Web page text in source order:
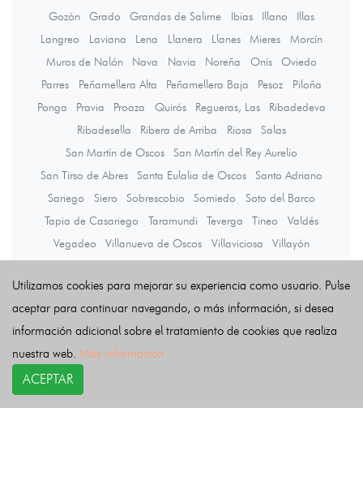
Gozón
Grado Grandas de Salime Ibias Illano
Illas
Langreo
Laviana Lena Llanera Llanes Mieres
Morcín
Muros de Nalón
Nava Navia Noreña Onís
Oviedo
Parres
Peñamellera Alta Peñamellera Baja Pesoz
Piloña
Ponga
Pravia Proaza Quirós Regueras, Las
Ribadedeva
Ribadesella
Ribera de Arriba Riosa
Salas
San Martín de Oscos
San Martín del Rey Aurelio
San Tirso de Abres
Santa Eulalia de Oscos
Santo Adriano
Sariego
Siero Sobrescobio Somiedo
Soto del Barco
Tapia de Casariego
Taramundi Teverga Tineo
Valdés
Vegadeo
Villanueva de Oscos Villaviciosa
Villayón
Últimas noticias
Utilizamos cookies para mejorar su experiencia como usuario. Pulse
aceptar para continuar navegando, o más información, si desea
información adicional sobre el tratamiento de cookies que realiza
nuestra web. Más información
ACEPTAR